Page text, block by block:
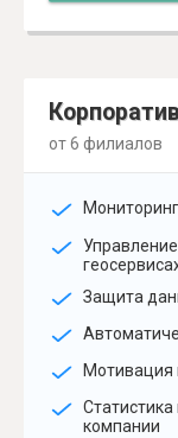
от 6 филиалов
Защита
Мотивация
компании